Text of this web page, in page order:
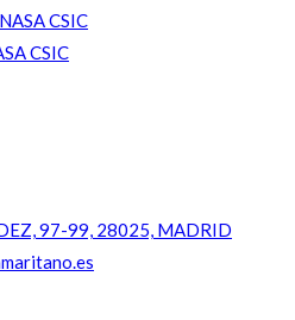
CSIC
97-99, 28025, MADRID